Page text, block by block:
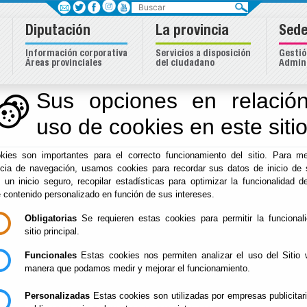
Sus opciones en
uso de cookies en este sitio
son importantes para el correcto funcionamiento del sitio. Para
de navegación, usamos cookies para recordar sus datos de inicio de
un inicio seguro, recopilar estadísticas para optimizar la funcionalidad
contenido personalizado en función de sus intereses.
Obligatorias Se requieren estas cookies para permitir la
sitio principal.
Funcionales Estas cookies nos permiten analizar el uso del Sitio
manera que podamos medir y mejorar el funcionamiento.
Personalizadas Estas cookies son utilizadas por empresas
Almeriense
Inicio - Cultura y Cine - Artes Audiovisuales - DPC
FICAL 2026-
INSCRIPCIONES DEL
CERTAMEN
NACIONAL DE
SERIES DE
ALMERÍA 2026
Del : 28/07/
Lugar:
Perido: 07 -
Tipo: Artes
FICAL 2026-
INSCRIPCIONES DEL
CERTAMEN
LARGOMETRAJES
'ÓPERA PRIMA'
Del : 28/07/
Lugar:
Perido: 07 -
Buscar
Diputación
Información corporativa
Áreas provinciales
La provincia
Servicios a disposición
del ciudadano